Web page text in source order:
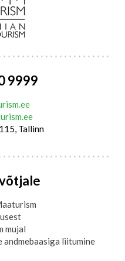
9999
Tallinn
mujal
liitumine